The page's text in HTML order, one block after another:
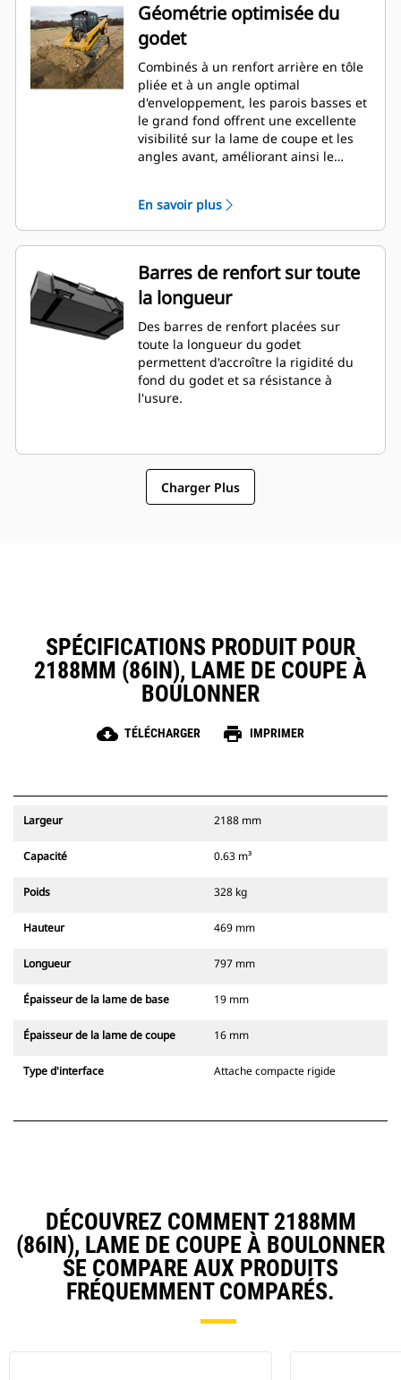
Géométrie optimisée du
godet
Combinés à un renfort arrière en tôle
pliée et à un angle optimal
d'enveloppement, les parois basses et
le grand fond offrent une excellente
visibilité sur la lame de coupe et les
angles avant, améliorant ainsi le
En savoir plus
Barres de renfort sur toute
la longueur
Des barres de renfort placées sur
toute la longueur du godet
permettent d'accroître la rigidité du
fond du godet et sa résistance à
l'usure.
Charger Plus
SPÉCIFICATIONS PRODUIT POUR
2188MM (86IN), LAME DE COUPE À
BOULONNER
cloud_download TÉLÉCHARGER print IMPRIMER
Largeur 2188 mm
Capacité 0.63 m³
Poids 328 kg
Hauteur 469 mm
Longueur 797 mm
Épaisseur de la lame de base 19 mm
Épaisseur de la lame de coupe 16 mm
Type d'interface Attache compacte rigide
DÉCOUVREZ COMMENT 2188MM
(86IN), LAME DE COUPE À BOULONNER
SE COMPARE AUX PRODUITS
FRÉQUEMMENT COMPARÉS.